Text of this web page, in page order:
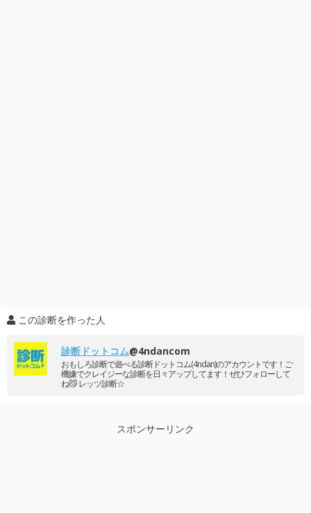
この診断を作った人
診断ドットコム@4ndancom
おもしろ診断で遊べる診断ドットコム(4ndan)のアカウントです！ご
機嫌でクレイジーな診断を日々アップしてます！ぜひフォローして
ね😼 レッツ診断☆
スポンサーリンク